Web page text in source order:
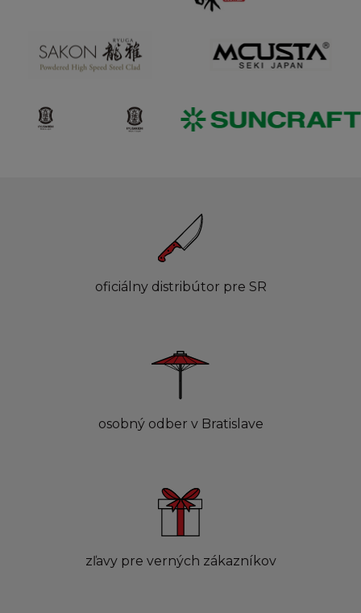
oficiálny distribútor pre SR
osobný odber v Bratislave
zľavy pre verných zákazníkov